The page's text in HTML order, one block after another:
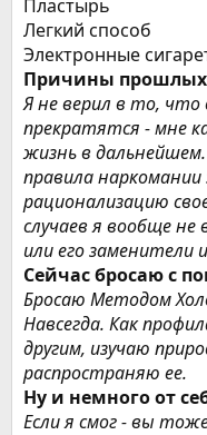
Пластырь
Легкий способ
Электронные
Причины прошлых
Я не верил в то,
прекратятся - мне
жизнь в
правила
рационализацию
случаев я вообще
или его заменители
Сейчас бросаю с
Бросаю Методом
Навсегда. Как
другим, изучаю
распространяю ее.
Ну и немного от
Если я смог - вы